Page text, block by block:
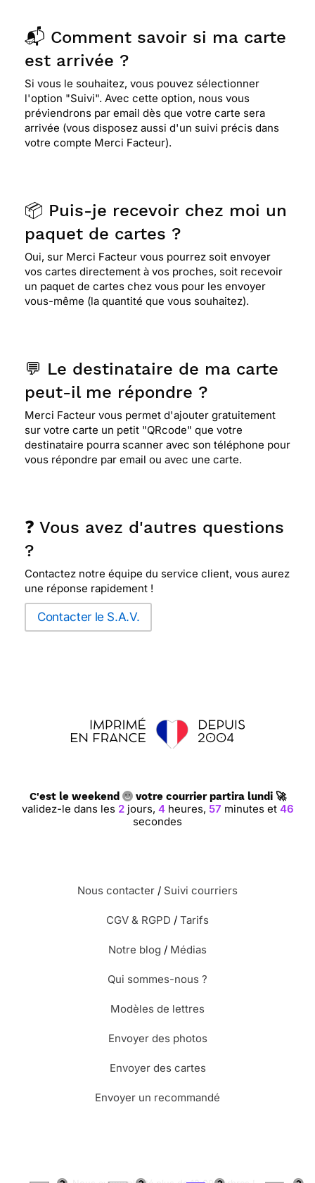
⭐⭐⭐⭐⭐ Le 28/11/2023 : Le décor est très bien
organisé
⭐⭐⭐⭐
Le 27/10/2023 : Tres jolie carte. par
contre, je ne peux plus faire mes cartes et photos
⭐⭐⭐⭐
Le 22/10/2023 : Carte très féminine pour
une jeune fille j'aurais aimé en trouver une avec
prompt rétablissement tant pis
⭐⭐⭐⭐
Le 20/08/2023 : J'adore la carte, mais
j'aime moins qu'on ne puisse pas l'envoyer sans
⭐⭐⭐⭐
Le 14/03/2023 : Adorable ! très joli à mon
goût !
⭐⭐⭐⭐⭐ Le 09/02/2023 : Très grily
⭐⭐⭐⭐⭐ Le 03/08/2022 : Parfait
indiquée pour l'occasion. Il s'agissait de faire un
coucou à notre petit fils qui était en classe verte
⭐⭐⭐⭐
Le 26/05/2022 : Les jolis dessins et les
dit sur la carte
📬 Comment savoir si ma carte
est arrivée ?
Si vous le souhaitez, vous pouvez sélectionner
l'option "Suivi". Avec cette option, nous vous
préviendrons par email dès que votre carte sera
arrivée (vous disposez aussi d'un suivi précis dans
votre compte Merci Facteur).
📦 Puis-je recevoir chez moi un
paquet de cartes ?
Oui, sur Merci Facteur vous pourrez soit envoyer
vos cartes directement à vos proches, soit recevoir
un paquet de cartes chez vous pour les envoyer
vous-même (la quantité que vous souhaitez).
💬 Le destinataire de ma carte
peut-il me répondre ?
Merci Facteur vous permet d'ajouter gratuitement
sur votre carte un petit "QRcode" que votre
destinataire pourra scanner avec son téléphone pour
vous répondre par email ou avec une carte.
❓ Vous avez d'autres questions
?
Contactez notre équipe du service client, vous aurez
une réponse rapidement !
Contacter le S.A.V.
C'est le weekend votre courrier partira lundi 🚀
validez-le dans les 2 jours, 4 heures, 57 minutes et 45
secondes
Nous contacter / Suivi courriers
CGV & RGPD / Tarifs
Notre blog / Médias
Qui sommes-nous ?
Modèles de lettres
Envoyer des photos
Envoyer des cartes
Envoyer un recommandé